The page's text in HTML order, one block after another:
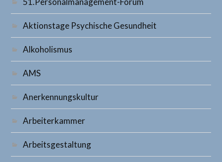
Aktionstage Psychische Gesundheit
Alkoholismus
AMS
Anerkennungskultur
Arbeiterkammer
Arbeitsgestaltung